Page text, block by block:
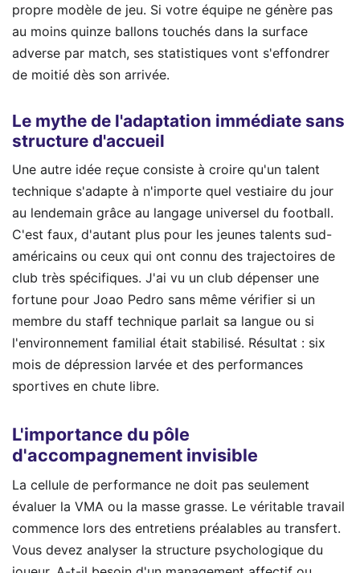
propre modèle de jeu. Si votre équipe ne génère pas
au moins quinze ballons touchés dans la surface
adverse par match, ses statistiques vont s'effondrer
de moitié dès son arrivée.
Le mythe de l'adaptation immédiate sans
structure d'accueil
Une autre idée reçue consiste à croire qu'un talent
technique s'adapte à n'importe quel vestiaire du jour
au lendemain grâce au langage universel du football.
C'est faux, d'autant plus pour les jeunes talents sud-
américains ou ceux qui ont connu des trajectoires de
club très spécifiques. J'ai vu un club dépenser une
fortune pour Joao Pedro sans même vérifier si un
membre du staff technique parlait sa langue ou si
l'environnement familial était stabilisé. Résultat : six
mois de dépression larvée et des performances
sportives en chute libre.
L'importance du pôle
d'accompagnement invisible
La cellule de performance ne doit pas seulement
évaluer la VMA ou la masse grasse. Le véritable travail
commence lors des entretiens préalables au transfert.
Vous devez analyser la structure psychologique du